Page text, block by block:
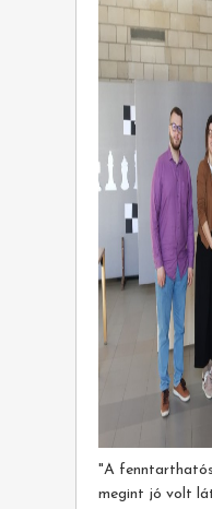
"A
megint jó volt